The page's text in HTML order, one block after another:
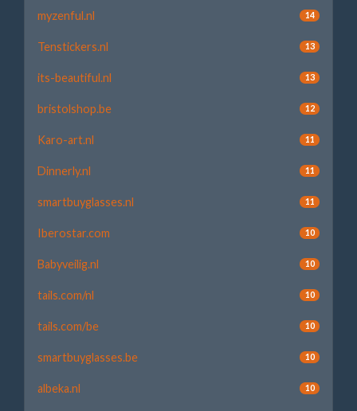
myzenful.nl 14
Tenstickers.nl 13
its-beautiful.nl 13
bristolshop.be 12
Karo-art.nl 11
Dinnerly.nl 11
smartbuyglasses.nl 11
Iberostar.com 10
Babyveilig.nl 10
tails.com/nl 10
tails.com/be 10
smartbuyglasses.be 10
albeka.nl 10